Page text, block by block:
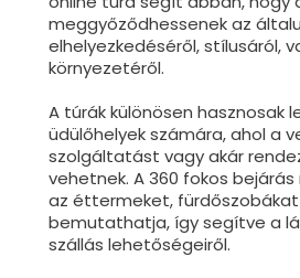
meggyőződhessenek az
elhelyezkedéséről, stílusáról,
környezetéről.
A túrák különösen hasznosak
üdülőhelyek számára, ahol a
szolgáltatást vagy akár
vehetnek. A 360 fokos
az éttermeket,
bemutathatja, így segítve a
szállás lehetőségeiről.